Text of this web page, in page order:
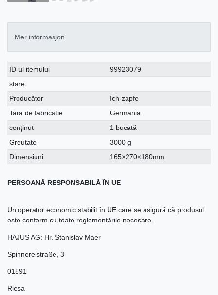
Mer informasjon
Ceres::Template.singleItemTechnicalDataAttribute
Ceres::Template.singleItemTechnicalDataValue
ID-ul itemului
99923079
stare
Producător
Ich-zapfe
Tara de fabricatie
Germania
conţinut
1 bucată
Greutate
3000 g
Dimensiuni
165×270×180mm
PERSOANĂ RESPONSABILĂ ÎN UE
Un operator economic stabilit în UE care se asigură că produsul
este conform cu toate reglementările necesare.
HAJUS AG; Hr. Stanislav Maer
Spinnereistraße 3
01591
Riesa